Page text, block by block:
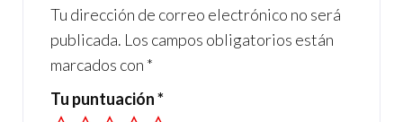
Tu dirección de correo electrónico no será
publicada. Los campos obligatorios están
marcados con *
Tu puntuación*